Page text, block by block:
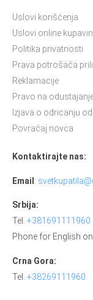
Uslovi korišćenja
Uslovi online
Politika privatnosti
Prava potrošača
Reklamacije
Pravo na
Izjava o odricanju
Povraćaj novca
Kontaktirajte nas:
Email :
Srbija:
Tel. +381691111960
Phone for English
Crna Gora:
Tel. +38269111960